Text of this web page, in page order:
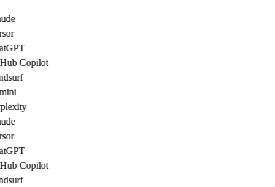
Copilot
Copilot